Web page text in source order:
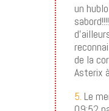
un
de la
Asterix
5. Le